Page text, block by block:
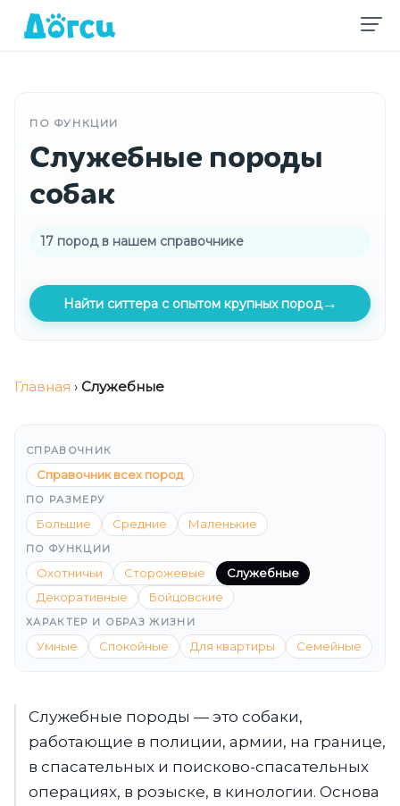
ПО ФУНКЦИИ
Служебные породы
собак
17 пород в нашем справочнике
Найти ситтера с опытом крупных пород→
Главная › Служебные
СПРАВОЧНИК
Справочник всех пород
ПО РАЗМЕРУ
Большие Средние Маленькие
ПО ФУНКЦИИ
Охотничьи Сторожевые
Служебные
Декоративные
Бойцовские
ХАРАКТЕР И ОБРАЗ ЖИЗНИ
Умные Спокойные Для квартиры Семейные
Служебные породы — это собаки,
работающие в полиции, армии, на границе,
в спасательных и поисково-спасательных
операциях, в розыске, в кинологии. Основа